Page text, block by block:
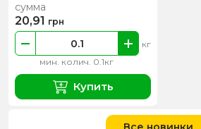
мин. колич. 0.1кг
кг
сумма
20,91 грн
Купить